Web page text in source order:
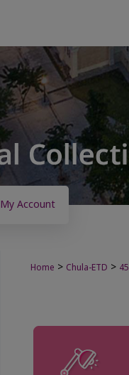
My Account
Home > Chula-ETD >